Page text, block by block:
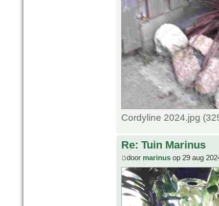
Cordyline 2024.jpg
Re: Tuin Marinus
door marinus op 29 aug